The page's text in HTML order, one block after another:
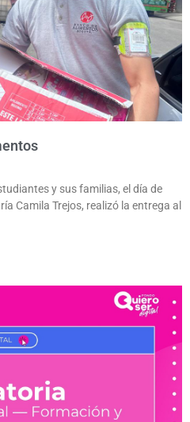
y sus familias, el día de
Camila Trejos, realizó la entrega al